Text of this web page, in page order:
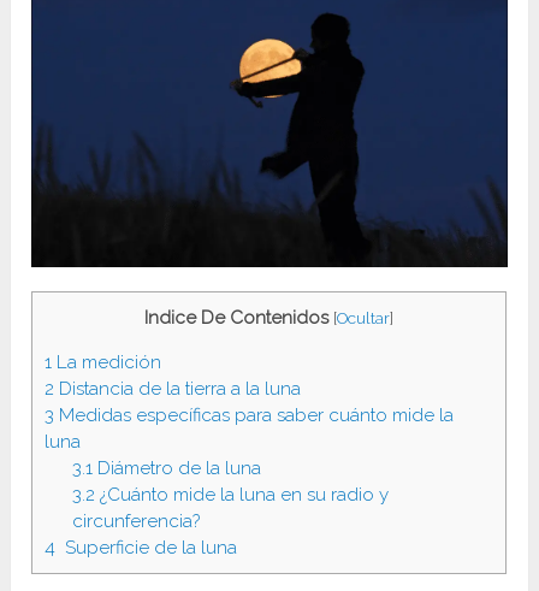
Indice De Contenidos [Ocultar]
1 La medición
2 Distancia de la tierra a la luna
3 Medidas específicas para saber cuánto mide la
luna
3.1Diámetro de la luna
3.2 ¿Cuánto mide la luna en su radio y
circunferencia?
4 Superficie de la luna